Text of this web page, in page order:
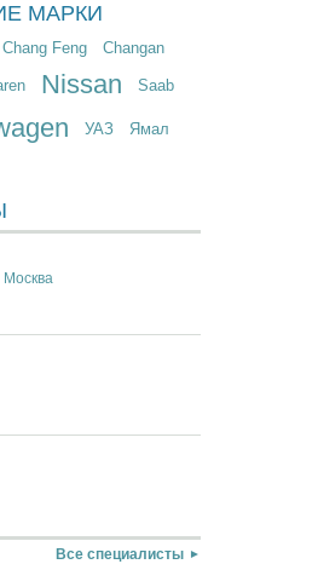
МАРКИ
Chang Feng Changan
Nissan Saab
УАЗ Ямал
Москва
Все специалисты